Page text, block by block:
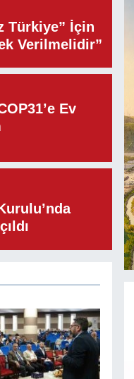
Türkiye” İçin
Verilmelidir”
Ev